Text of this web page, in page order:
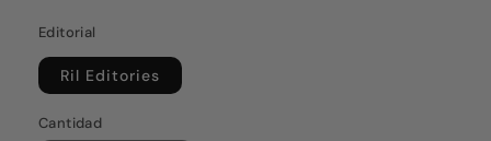
Editorial
Ril Editories
Cantidad